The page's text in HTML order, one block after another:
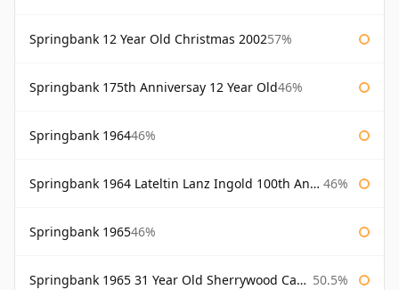
Springbank 12 Year Old Christmas 200257%
Springbank 175th Anniversay 12 Year Old46%
Springbank 196446%
Springbank 1964 Lateltin Lanz Ingold 100th Anniversary 46%
Springbank 196546%
Springbank 1965 31 Year Old Sherrywood Cadenhead's 50.5%